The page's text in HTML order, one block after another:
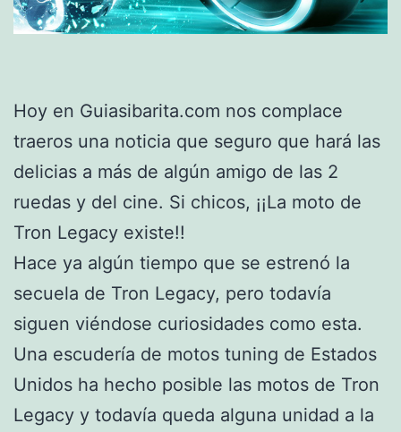
Hoy en Guiasibarita.com nos complace
traeros una noticia que seguro que hará las
delicias a más de algún amigo de las 2
ruedas y del cine. Si chicos, ¡¡La moto de
Tron Legacy existe!!
Hace ya algún tiempo que se estrenó la
secuela de Tron Legacy, pero todavía
siguen viéndose curiosidades como esta.
Una escudería de motos tuning de Estados
Unidos ha hecho posible las motos de Tron
Legacy y todavía queda alguna unidad a la